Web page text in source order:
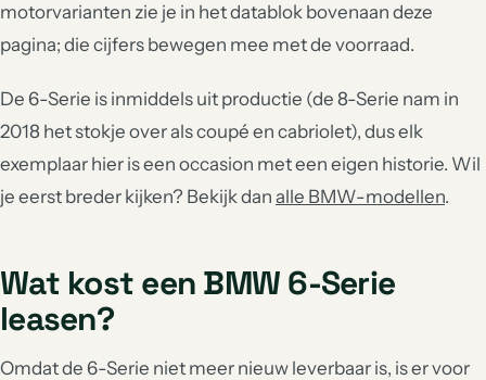
motorvarianten zie je in het datablok bovenaan deze
pagina; die cijfers bewegen mee met de voorraad.
De 6-Serie is inmiddels uit productie (de 8-Serie nam in
2018 het stokje over als coupé en cabriolet), dus elk
exemplaar hier is een occasion met een eigen historie. Wil
je eerst breder kijken? Bekijk dan alle BMW-modellen.
Wat kost een BMW 6-Serie
leasen?
Omdat de 6-Serie niet meer nieuw leverbaar is, is er voor